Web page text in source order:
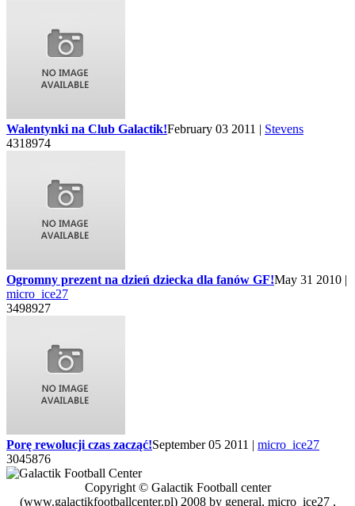
Walentynki na Club Galactik!February 03 2011 | Stevens
4318974
Ogromny prezent na dzień dziecka dla fanów GF!May 31 2010 |
micro_ice27
3498927
Porę rewolucji czas zacząć!September 05 2011 | micro_ice27
3045876
Copyright © Galactik Football center
(www.galactikfootballcenter.pl) 2008 by general, micro_ice27 ,